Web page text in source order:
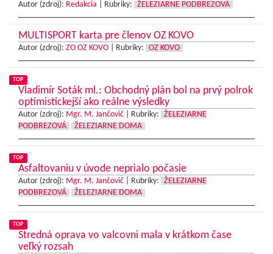
Autor (zdroj): Redakcia Rubriky: ŽELEZIARNE PODBREZOVÁ
MULTISPORT karta pre členov OZ KOVO
Autor (zdroj): ZO OZ KOVO Rubriky: OZ KOVO
TOP
Vladimír Soták ml.: Obchodný plán bol na prvý polrok
optimistickejší ako reálne výsledky
Autor (zdroj): Mgr. M. Jančovič Rubriky:
ŽELEZIARNE
PODBREZOVÁ
ŽELEZIARNE DOMA
TOP
Asfaltovaniu v úvode neprialo počasie
Autor (zdroj): Mgr. M. Jančovič Rubriky:
ŽELEZIARNE
PODBREZOVÁ
ŽELEZIARNE DOMA
TOP
Stredná oprava vo valcovni mala v krátkom čase
veľký rozsah